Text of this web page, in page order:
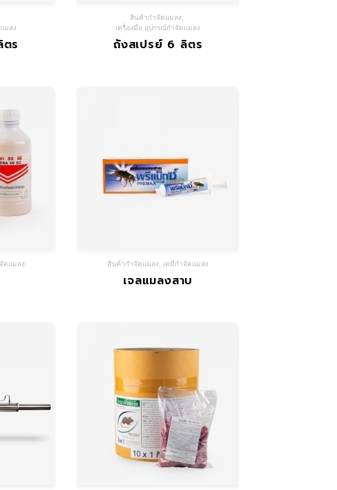
มลง
ร
สินค้ากำจัดแมลง
เครื่องมือ อุปกรณ์กำจัดแมลง
ถังสเปรย์ 6 ลิตร
ดแมลง สินค้ากำจัดแมลง เคมีกำจัดแมลง
เจลแมลงสาบ